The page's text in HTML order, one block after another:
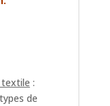
textile :
de